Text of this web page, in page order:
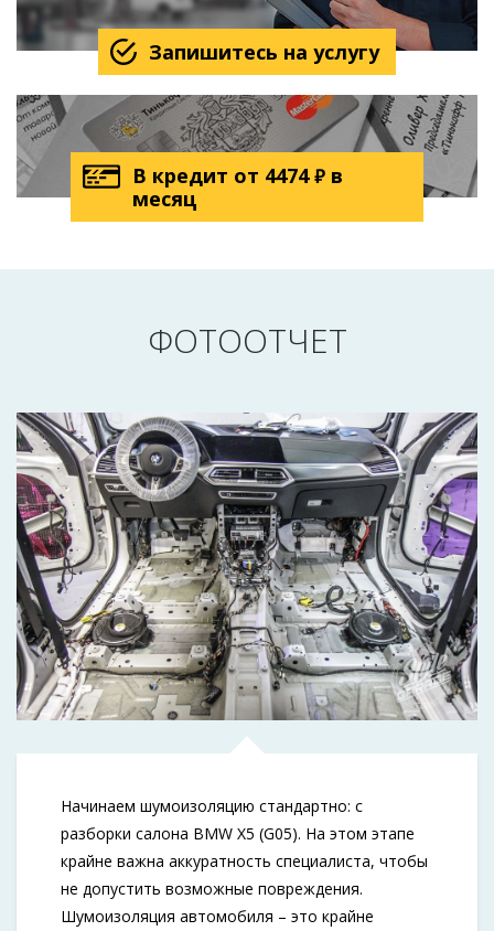
Запишитесь на услугу
В кредит от 4474₽ в
месяц
ФОТООТЧЕТ
Начинаем шумоизоляцию стандартно: с
разборки салона BMW X5 (G05). На этом этапе
крайне важна аккуратность специалиста, чтобы
не допустить возможные повреждения.
Шумоизоляция автомобиля – это крайне